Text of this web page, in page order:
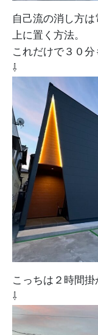
自己流の消し方
上に置く方法。
これだけで３０分
⇩
こっちは２時間掛
⇩